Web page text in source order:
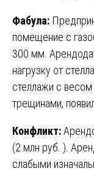
Фабула:
помещение с
300 мм.
нагрузку от
стеллажи с
трещинами,
Конфликт:
(2 млн руб. ).
слабыми